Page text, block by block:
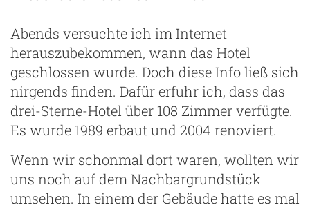
Abends versuchte ich im Internet
herauszubekommen, wann das Hotel
geschlossen wurde. Doch diese Info ließ sich
nirgends finden. Dafür erfuhr ich, dass das
drei-Sterne-Hotel über 108 Zimmer verfügte.
Es wurde 1989 erbaut und 2004 renoviert.
Wenn wir schonmal dort waren, wollten wir
uns noch auf dem Nachbargrundstück
umsehen. In einem der Gebäude hatte es mal